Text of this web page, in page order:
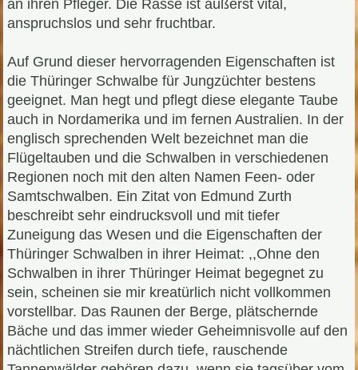
an ihren Pfleger. Die Rasse ist äußerst vital,
anspruchslos und sehr fruchtbar.
Auf Grund dieser hervorragenden Eigenschaften ist
die Thüringer Schwalbe für Jungzüchter bestens
geeignet. Man hegt und pflegt diese elegante Taube
auch in Nordamerika und im fernen Australien. In der
englisch sprechenden Welt bezeichnet man die
Flügeltauben und die Schwalben in verschiedenen
Regionen noch mit den alten Namen Feen- oder
Samtschwalben. Ein Zitat von Edmund Zurth
beschreibt sehr eindrucksvoll und mit tiefer
Zuneigung das Wesen und die Eigenschaften der
Thüringer Schwalben in ihrer Heimat: ,,Ohne den
Schwalben in ihrer Thüringer Heimat begegnet zu
sein, scheinen sie mir kreatürlich nicht vollkommen
vorstellbar. Das Raunen der Berge, plätschernde
Bäche und das immer wieder Geheimnisvolle auf den
nächtlichen Streifen durch tiefe, rauschende